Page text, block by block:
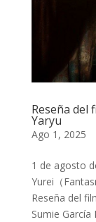
Reseña del
Yaryu
Ago 1, 2025
1 de agosto
Yurei（
Reseña del
Sumie